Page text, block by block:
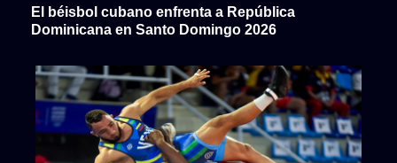
El béisbol cubano enfrenta a República
Dominicana en Santo Domingo 2026